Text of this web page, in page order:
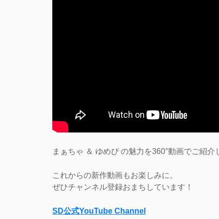
まぁちゃ ＆ ゆめぴ の魅力を360°動画でご紹介
これからの新作動画もお楽しみに。
ぜひチャンネル登録おまちしています！
SD公式YouTube Channel